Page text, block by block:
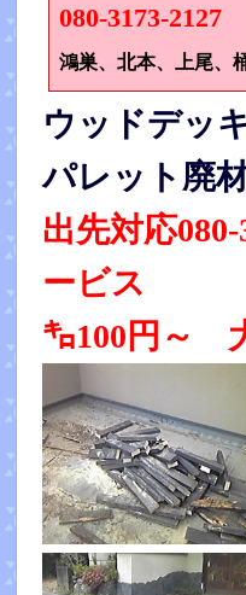
080-3173-2127
鴻巣、北本、上尾、
ウッドデッ
パレット廃
出先対応
ービス
㌔100円～